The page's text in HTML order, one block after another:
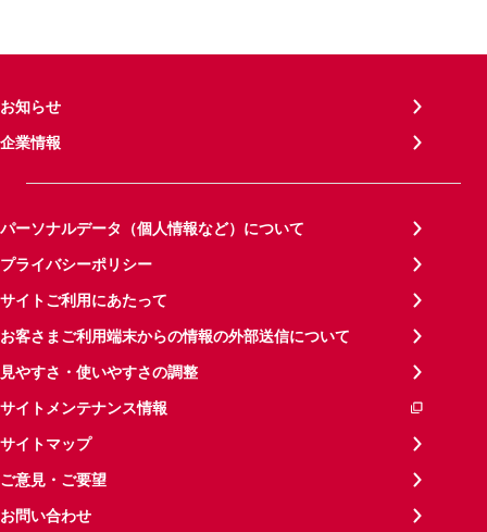
お知らせ
企業情報
パーソナルデータ（個人情報など）について
プライバシーポリシー
サイトご利用にあたって
お客さまご利用端末からの情報の外部送信について
見やすさ・使いやすさの調整
サイトメンテナンス情報
サイトマップ
ご意見・ご要望
お問い合わせ